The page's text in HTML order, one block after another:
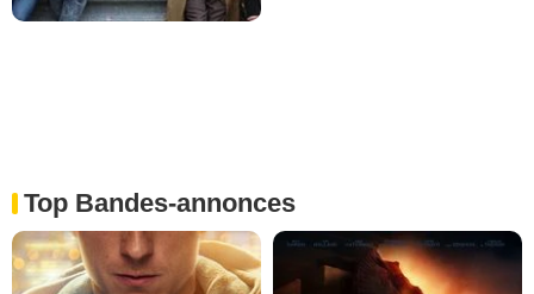
Top Bandes-annonces